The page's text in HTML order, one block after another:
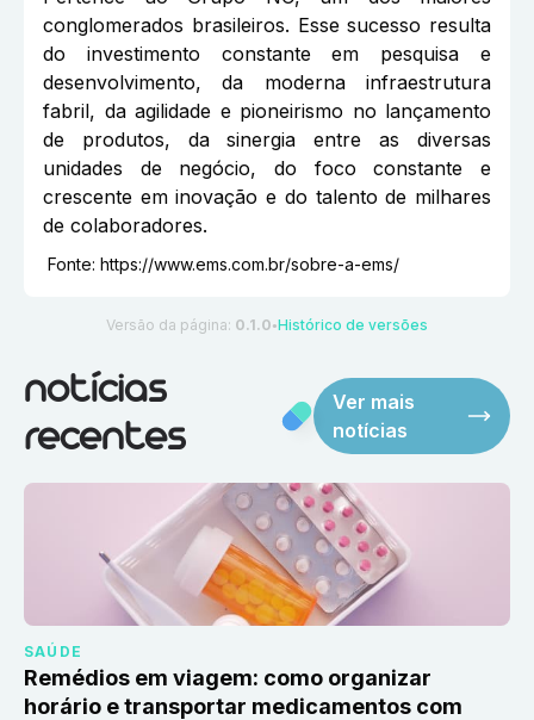
conglomerados brasileiros. Esse sucesso resulta
do investimento constante em pesquisa e
desenvolvimento, da moderna infraestrutura
fabril, da agilidade e pioneirismo no lançamento
de produtos, da sinergia entre as diversas
unidades de negócio, do foco constante e
crescente em inovação e do talento de milhares
de colaboradores.
Fonte: https://www.ems.com.br/sobre-a-ems/
Versão da página: 0.1.0 ●Histórico de versões
notícias
recentes
Ver mais
notícias
SAÚDE
Remédios em viagem: como organizar
horário e transportar medicamentos com